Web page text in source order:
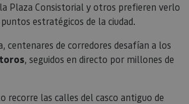
Plaza Consistorial y otros prefieren verlo
estratégicos de la ciudad.
centenares de corredores desafían a los
, seguidos en directo por millones de
recorre las calles del casco antiguo de
sitios web a rastrear el comportamiento de los
el rendimiento del sitio. Es una cookie de tipo
prefijo _pk_ses es seguido por una serie corta de
que se cree que es un código de referencia para el
cookie está asociado con la plataforma de análisis
abierto Piwik. Se utiliza para ayudar a los
que se cree que es un código de referencia para el